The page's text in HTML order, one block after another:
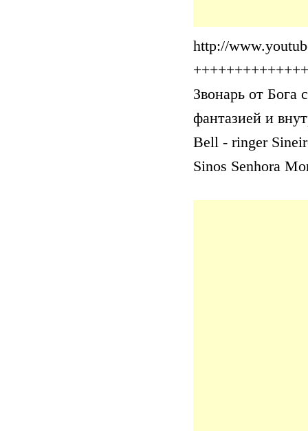
http://
Звонарь от Бога
фантазией и
Bell - ringer
Sinos Senhora